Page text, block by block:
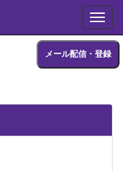
メール配信・登録